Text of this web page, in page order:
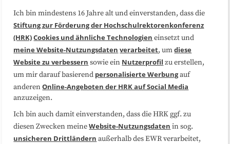
Über uns FAQ
Medienarbeit Kooperationen
Datenschutzerklärung Impressum
Sitemap
Folgen Sie uns
Ich bin mindestens 16 Jahre alt und einverstanden, dass die
Stiftung zur Förderung der Hochschulrektorenkonferenz
(HRK)Cookies und ähnliche Technologien einsetzt und
meine Website-Nutzungsdaten verarbeitet, umdiese
Website zu verbessern sowie ein Nutzerprofil zu erstellen,
um mir darauf basierend personalisierte Werbungauf
anderenOnline-Angeboten der HRK auf Social Media
anzuzeigen.
Ich bin auch damit einverstanden, dass die HRK ggf. zu
diesen Zwecken meineWebsite-Nutzungsdaten in sog.
unsicheren Drittländern außerhalb des EWR verarbeitet,